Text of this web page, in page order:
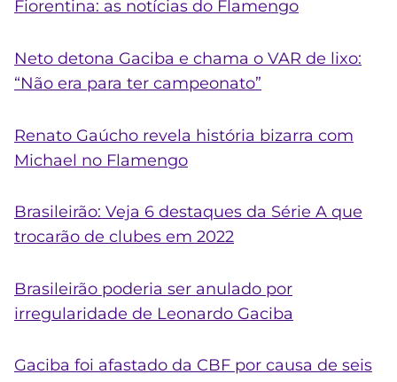
Fiorentina: as notícias do Flamengo
Neto detona Gaciba e chama o VAR de lixo:
“Não era para ter campeonato”
Renato Gaúcho revela história bizarra com
Michael no Flamengo
Brasileirão: Veja 6 destaques da Série A que
trocarão de clubes em 2022
Brasileirão poderia ser anulado por
irregularidade de Leonardo Gaciba
Gaciba foi afastado da CBF por causa de seis